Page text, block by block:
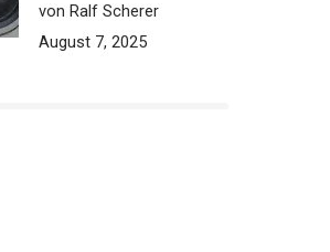
von Ralf Scherer
August 7, 2025